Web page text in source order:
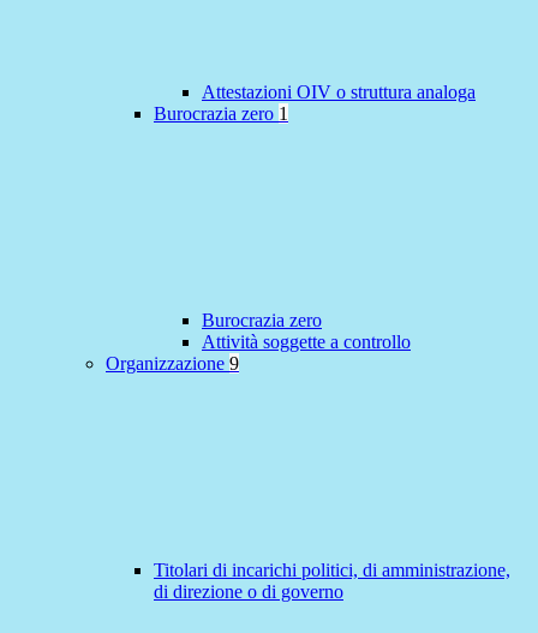
Attestazioni OIV o struttura analoga
Burocrazia zero 1
Burocrazia zero
Attività soggette a controllo
Organizzazione 9
Titolari di incarichi politici, di amministrazione,
di direzione o di governo